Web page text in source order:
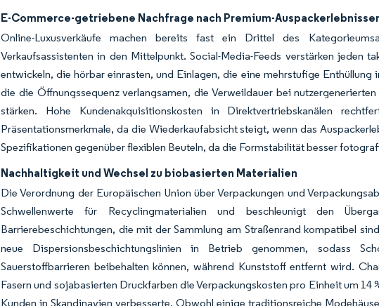
E-Commerce-getriebene Nachfrage nach Premium-
Online-Luxusverkäufe machen bereits fast ein Drittel des
Verkaufsassistenten in den Mittelpunkt. Social-Media-Feeds verstärken jeden
entwickeln, die hörbar einrasten, und Einlagen, die eine mehrstufige Enthüllung
die die Öffnungssequenz verlangsamen, die Verweildauer bei
stärken. Hohe Kundenakquisitionskosten in Direktvertriebskanälen
Präsentationsmerkmale, da die Wiederkaufabsicht steigt, wenn das
Spezifikationen gegenüber flexiblen Beuteln, da die Formstabilität besser
Nachhaltigkeit und Wechsel zu biobasierten Materialien
Die Verordnung der Europäischen Union über Verpackungen und
Schwellenwerte für Recyclingmaterialien und beschleunigt den
Barrierebeschichtungen, die mit der Sammlung am Straßenrand kompatibel
neue Dispersionsbeschichtungslinien in Betrieb genommen, sodass
Sauerstoffbarrieren beibehalten können, während Kunststoff entfernt wird.
Fasern und sojabasierten Druckfarben die Verpackungskosten pro Einheit um
Kunden in Skandinavien verbesserte. Obwohl einige traditionsreiche